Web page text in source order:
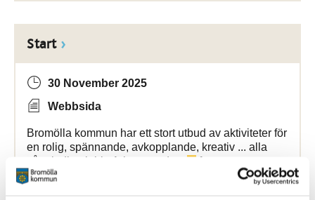
Start
30 November 2025
Webbsida
Bromölla kommun har ett stort utbud av aktiviteter för
en rolig, spännande, avkopplande, kreativ ... alla
våra lediga jobb. Arbete med att ta fram ny
översiktsplan